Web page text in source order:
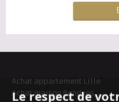
Achat appartement Lille
Achat maison Bondues
Le respect de